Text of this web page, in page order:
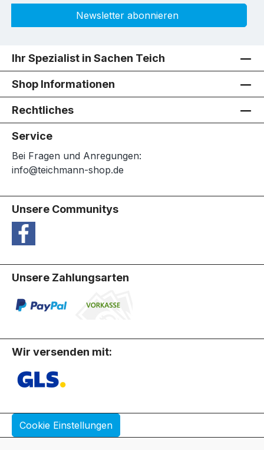
Newsletter abonnieren
Ihr Spezialist in Sachen Teich
Shop Informationen
Rechtliches
Service
Bei Fragen und Anregungen:
info@teichmann-shop.de
Unsere Communitys
Unsere Zahlungsarten
Wir versenden mit:
Cookie Einstellungen